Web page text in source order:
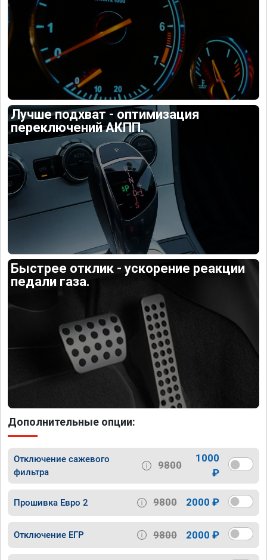
Лучше подхват - оптимизация
переключений АКПП.
Быстрее отклик - ускорение реакции
педали газа.
Дополнительные опции:
Отключение сажевого
фильтра
9800
1000
₽
Прошивка Евро 2 9800 2000 ₽
Отключение ЕГР 9800 2000 ₽